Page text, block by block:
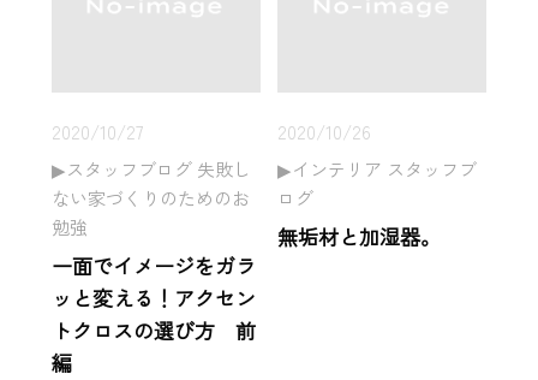
2020/10/27
スタッフブログ 失敗し
ない家づくりのためのお
勉強
一面でイメージをガラ
ッと変える！アクセン
トクロスの選び方 前
編
2020/10/26
インテリア スタッフブ
ログ
無垢材と加湿器。